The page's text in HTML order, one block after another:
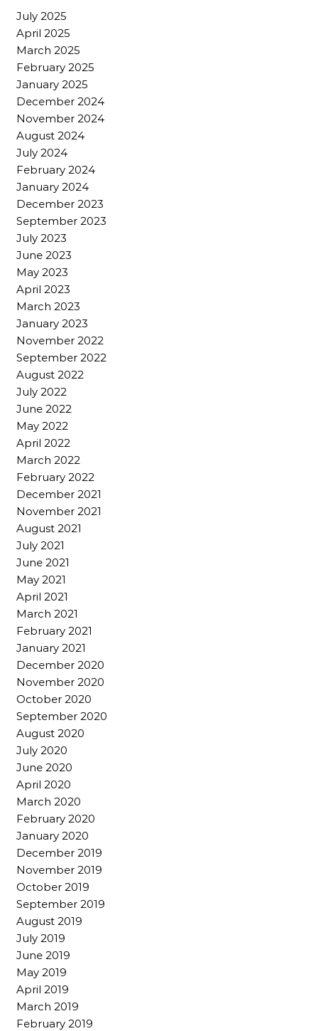
July 2025
April 2025
March 2025
February 2025
January 2025
December 2024
November 2024
August 2024
July 2024
February 2024
January 2024
December 2023
September 2023
July 2023
June 2023
May 2023
April 2023
March 2023
January 2023
November 2022
September 2022
August 2022
July 2022
June 2022
May 2022
April 2022
March 2022
February 2022
December 2021
November 2021
August 2021
July 2021
June 2021
May 2021
April 2021
March 2021
February 2021
January 2021
December 2020
November 2020
October 2020
September 2020
August 2020
July 2020
June 2020
April 2020
March 2020
February 2020
January 2020
December 2019
November 2019
October 2019
September 2019
August 2019
July 2019
June 2019
May 2019
April 2019
March 2019
February 2019